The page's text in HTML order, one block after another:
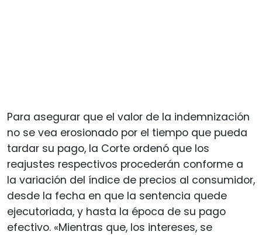
Para asegurar que el valor de la indemnización
no se vea erosionado por el tiempo que pueda
tardar su pago, la Corte ordenó que los
reajustes respectivos procederán conforme a
la variación del índice de precios al consumidor,
desde la fecha en que la sentencia quede
ejecutoriada, y hasta la época de su pago
efectivo. «Mientras que, los intereses, se